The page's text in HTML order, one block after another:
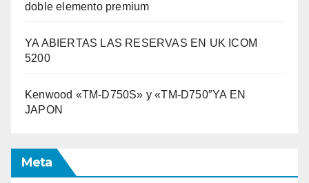
doble elemento premium
YA ABIERTAS LAS RESERVAS EN UK ICOM
5200
Kenwood «TM-D750S» y «TM-D750″YA EN
JAPON
Meta